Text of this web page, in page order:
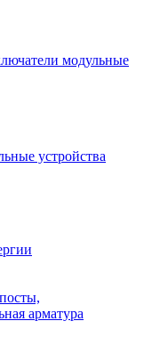
модульные
устройства
арматура